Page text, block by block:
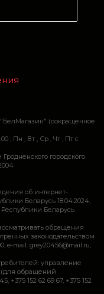
(сокращенное
; Пн , Вт , Ср , Чт , Пт c
городского
об интернет-
Беларусь 18.04.2024,
Беларусь
обращения
законодательством
e-mail: grey20456@mail.ru,
управление
(для обращений
+375 152 62 69 67, +375 152